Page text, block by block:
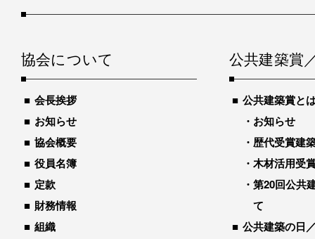
協会について
会長挨拶
お知らせ
協会概要
役員名簿
定款
財務情報
組織
公共建築賞
公共建築賞と
お知らせ
歴代受賞建
木材活用受
第20回公共
て
公共建築の日